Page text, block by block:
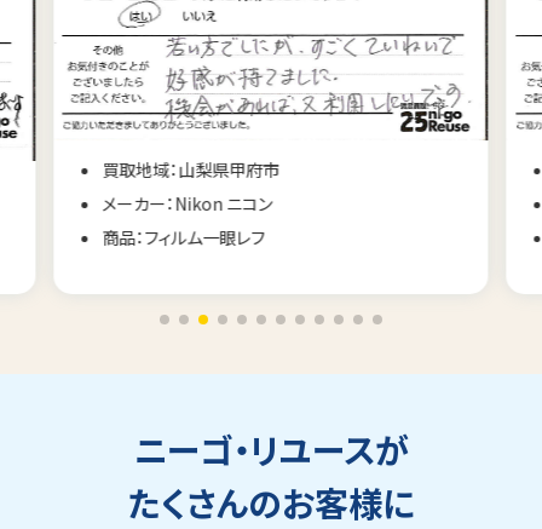
買取地域：山梨県甲府市
メーカー：Nikon ニコン
商品：フィルム一眼レフ
ニーゴ・リユースが
たくさんのお客様に